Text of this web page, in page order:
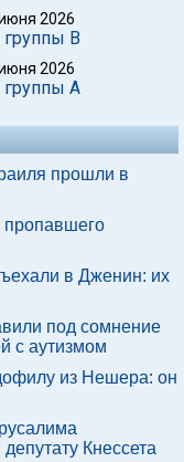
2026
В
2026
группы А
прошли в
пропавшего
в Дженин: их
под сомнение
с аутизмом
из Нешера: он
Кнессета